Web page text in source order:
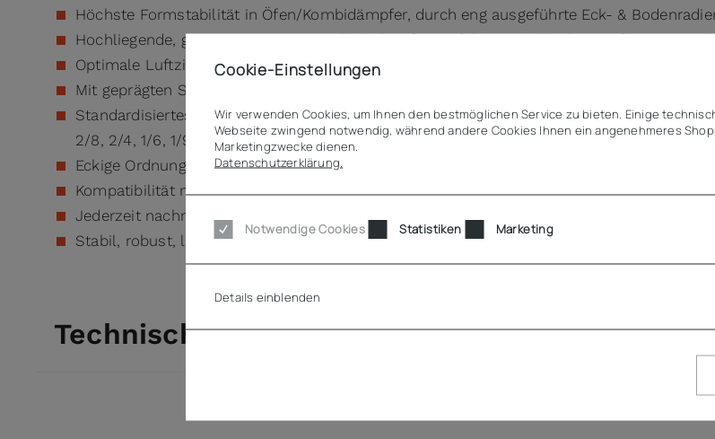
Höchste Formstabilität in Öfen/Kombidämpfer, durch eng ausgeführte Eck- &
Hochliegende, gut ausgeprägte Stapelschulter für perfekte Stapelbarkeit, tiefes
Optimale Luftzirkulation durch die spezielle Eckenausführung
Mit geprägten Stapelnasen außen an allen 4 Ecken zum problemlosen Entstapeln &
Standardisiertes Betriebssytem mit GN 1/1 Grundmaß passt in und auf alle
2/8, 2/4, 1/6, 1/9 möglich)
Eckige Ordnungssystematik bietet bis zu 30% Platzgewinn im Vergleich zu runden
Kompatibilität mit allen GN--Deckelvarianten für Lagerung, Transport, Kochen &
Jederzeit nachrüstbar mit QR-Code Aufkleber für digitale Mehrwegorganisation &
Stabil, robust, langlebig & spülmaschinentauglich
Technische Daten
Cookie-Einstellungen
Wir verwenden Cookies, um Ihnen den bestmöglichen Service zu bieten. Einige
Webseite zwingend notwendig, während andere Cookies Ihnen ein angenehmeres
Marketingzwecke dienen.
Datenschutzerklärung.
Notwendige Cookies Statistiken Marketing
Details einblenden